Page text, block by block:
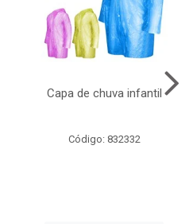
Capa de chuva infantil
Código: 832332